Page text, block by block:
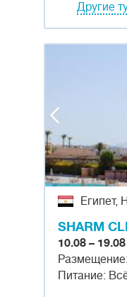
Другие
Египет,
SHARM
10.08 –
Питание: